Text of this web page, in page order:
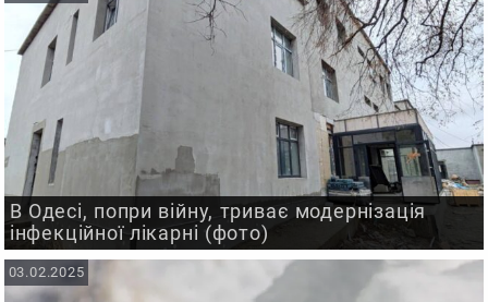
В Одесі, попри війну, триває модернізація
інфекційної лікарні (фото)
03.02.2025